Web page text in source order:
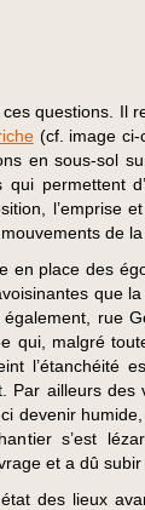
questions. Il
(cf. image ci-
en sous-sol
permettent
l’emprise
de la
en place des
que
rue
qui, malgré
l’étanchéité
Par ailleurs des
devenir
s’est
et a dû subir
des lieux